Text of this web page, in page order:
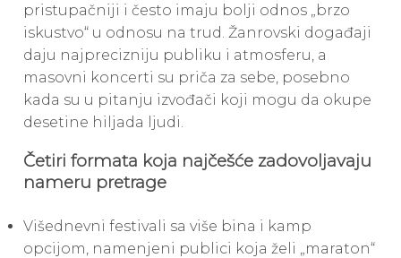
pristupačniji i često imaju bolji odnos „brzo
iskustvo“ u odnosu na trud. Žanrovski događaji
daju najprecizniju publiku i atmosferu, a
masovni koncerti su priča za sebe, posebno
kada su u pitanju izvođači koji mogu da okupe
desetine hiljada ljudi.
Četiri formata koja najčešće zadovoljavaju
nameru pretrage
Višednevni festivali sa više bina i kamp
opcijom, namenjeni publici koja želi „maraton“